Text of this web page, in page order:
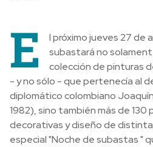
E
l próximo jueves 27 de
subastará no
colección de pinturas
- y no sólo - que pertenecía al
diplomático colombiano
1982), sino también más de 130
decorativas y diseño de
especial "Noche de subastas "